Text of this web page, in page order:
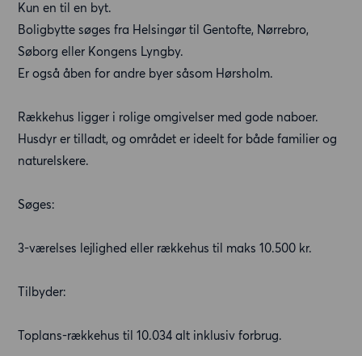
Kun en til en byt.
Boligbytte søges fra Helsingør til Gentofte, Nørrebro,
Søborg eller Kongens Lyngby.
Er også åben for andre byer såsom Hørsholm.
Rækkehus ligger i rolige omgivelser med gode naboer.
Husdyr er tilladt, og området er ideelt for både familier og
naturelskere.
Søges:
3-værelses lejlighed eller rækkehus til maks 10.500 kr.
Tilbyder:
Toplans-rækkehus til 10.034 alt inklusiv forbrug.